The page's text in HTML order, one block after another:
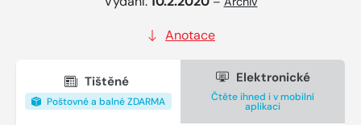
Anotace
Tištěné
Poštovné a balné ZDARMA
Elektronické
Čtěte ihned i v mobilní
aplikaci